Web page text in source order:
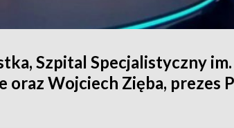
Szpital Specjalistyczny im.
oraz Wojciech Zięba, prezes